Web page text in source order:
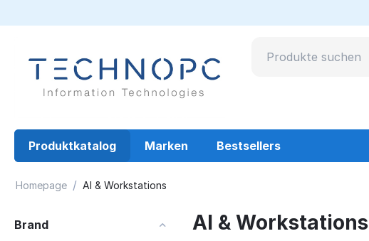
Produktkatalog Marken Bestsellers
Homepage / AI & Workstations
Brand
AI & Workstations